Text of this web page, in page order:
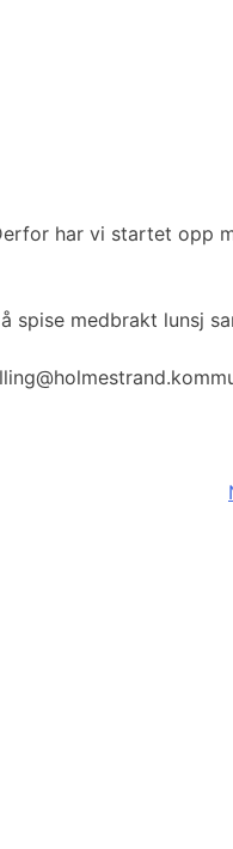
har vi startet opp
medbrakt lunsj